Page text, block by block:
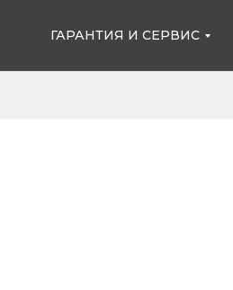
ГАРАНТИЯ И СЕРВИС